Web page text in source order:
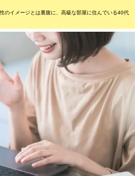
のイメージとは裏腹に、高級な部屋に住んでいる40代